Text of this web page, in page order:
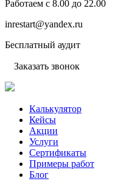
Работаем с 8.00 до 22.00
inrestart@yandex.ru
Бесплатный аудит
Заказать звонок
Калькулятор
Кейсы
Акции
Услуги
Сертификаты
Примеры работ
Блог